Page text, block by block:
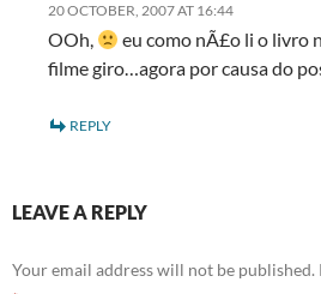
20 OCTOBER, 2007 AT 16:44
OOh,
eu como nÃ£o li o livro
filme giro…agora por causa do
REPLY
LEAVE A REPLY
Your email address will not be published.